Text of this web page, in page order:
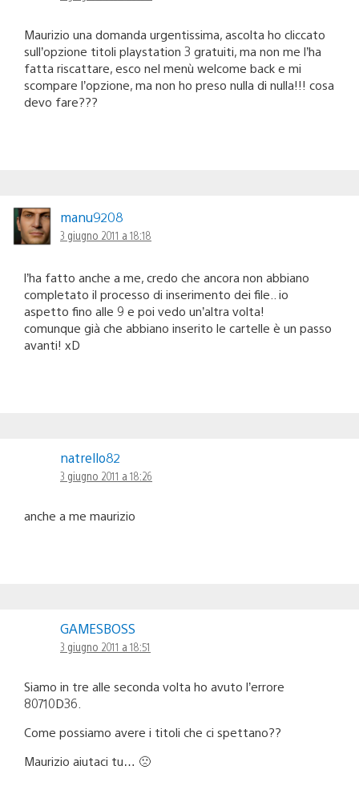
Maurizio una domanda urgentissima, ascolta ho cliccato
sull’opzione titoli playstation 3 gratuiti, ma non me l’ha
fatta riscattare, esco nel menù welcome back e mi
scompare l’opzione, ma non ho preso nulla di nulla!!! cosa
devo fare???
manu9208
3 giugno 2011 a 18:18
l’ha fatto anche a me, credo che ancora non abbiano
completato il processo di inserimento dei file.. io
aspetto fino alle 9 e poi vedo un’altra volta!
comunque già che abbiano inserito le cartelle è un passo
avanti! xD
natrello82
3 giugno 2011 a 18:26
anche a me maurizio
GAMESBOSS
3 giugno 2011 a 18:51
Siamo in tre alle seconda volta ho avuto l’errore
80710D36.
Come possiamo avere i titoli che ci spettano??
Maurizio aiutaci tu… 🙁